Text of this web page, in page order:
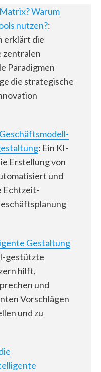
Warum
nutzen?:
erklärt die
zentralen
Paradigmen
die strategische
: Ein KI-
Erstellung von
und
Echtzeit-
Gestaltung
gestützte
hilft,
und
Vorschlägen
und zu